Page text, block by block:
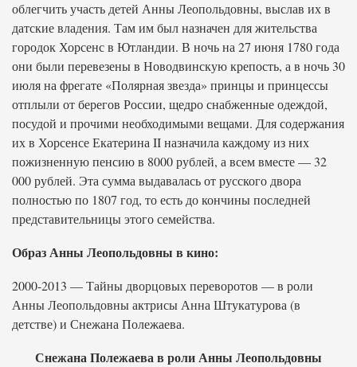
облегчить участь детей Анны Леопольдовны, выслав их в
датские владения. Там им был назначен для жительства
городок Хорсенс в Ютландии. В ночь на 27 июня 1780 года
они были перевезены в Новодвинскую крепость, а в ночь 30
июля на фрегате «Полярная звезда» принцы и принцессы
отплыли от берегов России, щедро снабженные одеждой,
посудой и прочими необходимыми вещами. Для содержания
их в Хорсенсе Екатерина II назначила каждому из них
пожизненную пенсию в 8000 рублей, а всем вместе — 32
000 рублей. Эта сумма выдавалась от русского двора
полностью по 1807 год, то есть до кончины последней
представительницы этого семейства.
Образ Анны Леопольдовны в кино:
2000-2013 — Тайны дворцовых переворотов — в роли
Анны Леопольдовны актрисы Анна Штукатурова (в
детстве) и Снежана Полежаева.
Снежана Полежаева в роли Анны Леопольдовны